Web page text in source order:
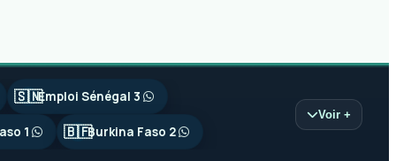
🇸🇳Emploi Sénégal 3
1 🇧🇫Burkina Faso 2
Voir +